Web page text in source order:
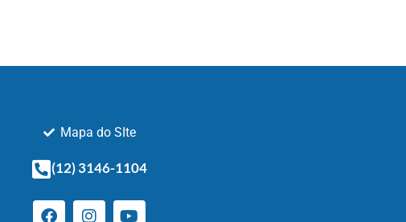
Mapa do SIte
(12) 3146-1104